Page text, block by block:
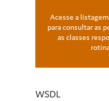
Acesse a
para consultar as
as classes
WSDL